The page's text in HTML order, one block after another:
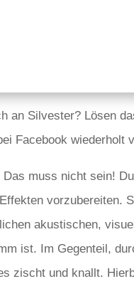
an Silvester? Lösen
Facebook wiederholt
Das muss nicht sein!
vorzubereiten.
akustischen,
ist. Im Gegenteil,
zischt und knallt.